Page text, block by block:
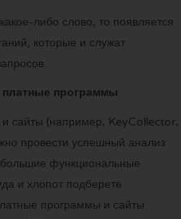
либо слово, то появляется
которые и служат
программы
сайты (например, KeyCollector,
провести успешный анализ
функциональные
и хлопот подберете
программы и сайты